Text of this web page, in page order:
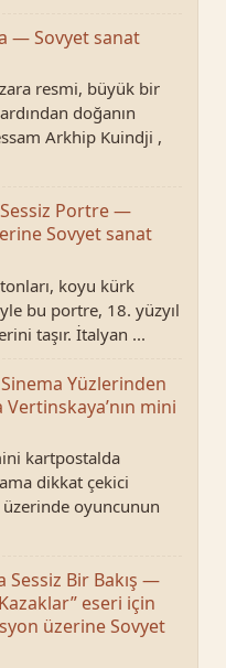
— Sovyet sanat
resmi, büyük bir
doğanın
Arkhip Kuindji ,
Portre —
Sovyet sanat
koyu kürk
bu portre, 18. yüzyıl
taşır. İtalyan ...
Sinema Yüzlerinden
mini
kartpostalda
dikkat çekici
üzerinde oyuncunun
Sessiz Bir Bakış —
eseri için
üzerine Sovyet